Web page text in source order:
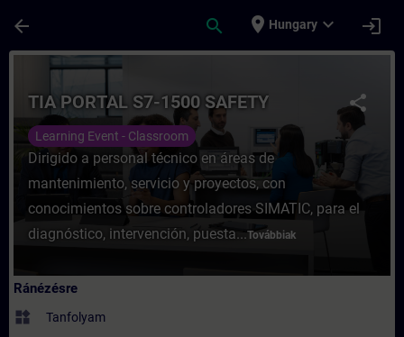
arrow_back search place Hungary expand_more login
Tanfolyam - TIA PORTAL S7-1500
share
TIA PORTAL S7-1500 SAFETY
Learning Event - Classroom
Dirigido a personal técnico en áreas de
mantenimiento, servicio y proyectos, con
conocimientos sobre controladores SIMATIC, para el
diagnóstico, intervención, puesta...Továbbiak
Ránézésre
widgets Tanfolyam